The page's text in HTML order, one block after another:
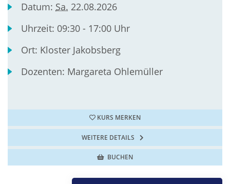
Datum: Sa. 22.08.2026
Uhrzeit: 09:30 - 17:00 Uhr
Ort: Kloster Jakobsberg
Dozenten: Margareta Ohlemüller
KURS MERKEN
WEITERE DETAILS
BUCHEN